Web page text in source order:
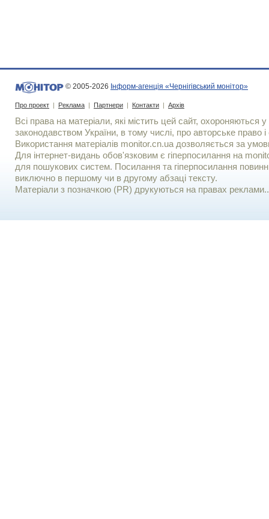
© 2005-2026 Інформ-агенція «Чернігівський монітор»
Про проект | Реклама | Партнери | Контакти | Архів
Всі права на матеріали, які містить цей сайт, охороняються у
законодавством України, в тому числі, про авторське право і
Використання матерiалiв monitor.cn.ua дозволяється за
Для iнтернет-видань обов'язковим є гiперпосилання на
для пошукових систем. Посилання та гіперпосилання
виключно в першому чи в другому абзаці тексту.
Матеріали з позначкою (PR) друкуються на правах реклами..